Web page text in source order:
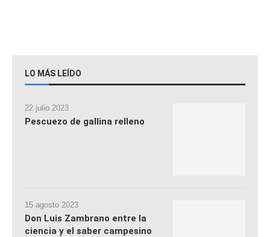
LO MÁS LEÍDO
22 julio 2023
Pescuezo de gallina relleno
15 agosto 2023
Don Luis Zambrano entre la
ciencia y el saber campesino